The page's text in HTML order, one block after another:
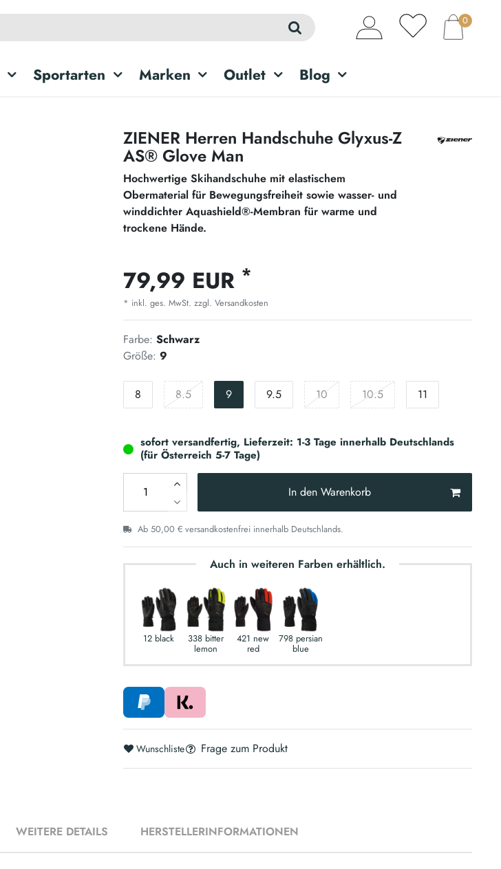
Sportarten Marken Outlet Blog
0
ZIENER Herren Handschuhe Glyxus-Z
AS® Glove Man
Hochwertige Skihandschuhe mit elastischem
Obermaterial für Bewegungsfreiheit sowie wasser- und
winddichter Aquashield®-Membran für warme und
trockene Hände.
79,99 EUR *
* inkl. ges. MwSt. zzgl. Versandkosten
Farbe: Schwarz
Größe: 9
8 8.5 9 9.5 10 10.5 11
sofort versandfertig, Lieferzeit: 1-3 Tage innerhalb Deutschlands
(für Österreich 5-7 Tage)
In den Warenkorb
Ab 50,00 € versandkostenfrei innerhalb Deutschlands.
Auch in weiteren Farben erhältlich.
12 black 338 bitter
lemon
421 new
red
798 persian
blue
Wunschliste Frage zum Produkt
WEITERE DETAILS HERSTELLERINFORMATIONEN